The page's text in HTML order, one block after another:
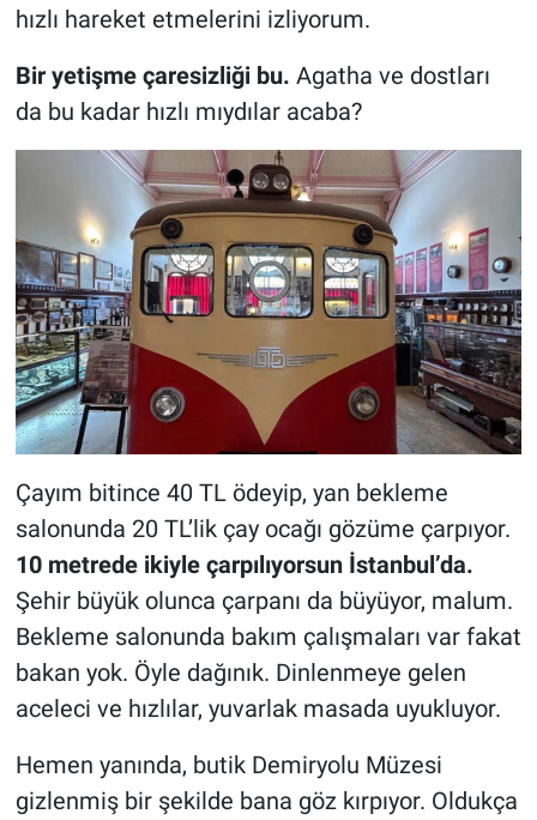
hızlı hareket etmelerini izliyorum.
Bir yetişme çaresizliği bu. Agatha ve dostları
da bu kadar hızlı mıydılar acaba?
Çayım bitince 40 TL ödeyip, yan bekleme
salonunda 20 TL’lik çay ocağı gözüme çarpıyor.
10 metrede ikiyle çarpılıyorsun İstanbul’da.
Şehir büyük olunca çarpanı da büyüyor, malum.
Bekleme salonunda bakım çalışmaları var fakat
bakan yok. Öyle dağınık. Dinlenmeye gelen
aceleci ve hızlılar, yuvarlak masada uyukluyor.
Hemen yanında, butik Demiryolu Müzesi
gizlenmiş bir şekilde bana göz kırpıyor. Oldukça